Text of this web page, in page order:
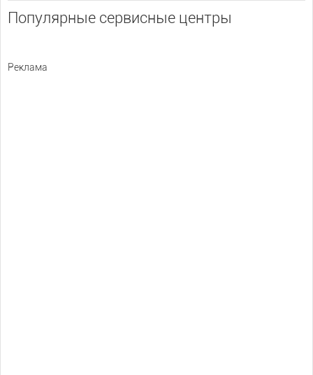
Популярные сервисные центры
Реклама